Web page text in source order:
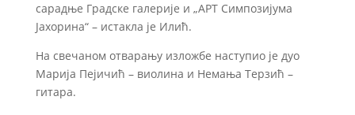
сарадње Градске галерије и „АРТ Симпозијума
Јахорина“ – истакла је Илић.
На свечаном отварању изложбе наступио је дуо
Марија Пејичић – виолина и Немања Терзић –
гитара.